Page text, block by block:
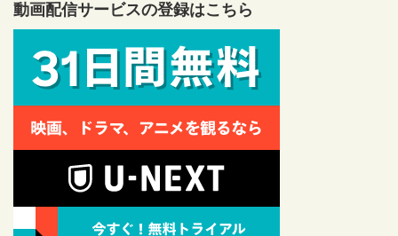
動画配信サービスの登録はこちら